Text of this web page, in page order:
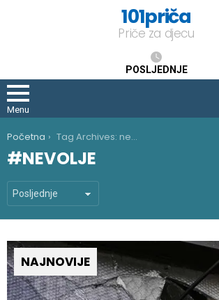
101priča
Priče za djecu
POSLJEDNJE
Menu
You are here:
Početna Tag Archives: nevolje
NEVOLJE
NAJNOVIJE